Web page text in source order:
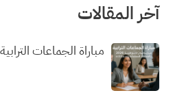
آخر المقالات
مباراة الجماعات الترابية